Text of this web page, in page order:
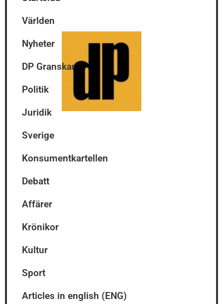
Världen
Nyheter
DP Granskar
Politik
Juridik
Sverige
Konsumentkartellen
Debatt
Affärer
Krönikor
Kultur
Sport
Articles in english (ENG)